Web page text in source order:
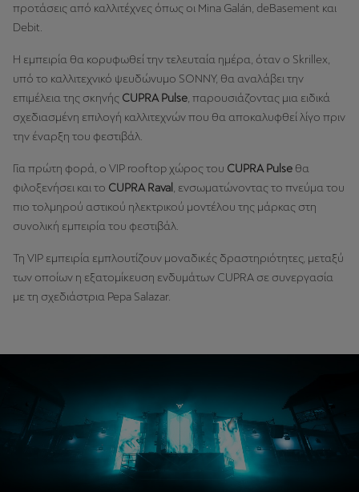
προτάσεις από καλλιτέχνες όπως οι Mina Galán, deBasement και
Debit.
Η εμπειρία θα κορυφωθεί την τελευταία ημέρα, όταν ο Skrillex,
υπό το καλλιτεχνικό ψευδώνυμο SONNY, θα αναλάβει την
επιμέλεια της σκηνής CUPRA Pulse , παρουσιάζοντας μια ειδικά
σχεδιασμένη επιλογή καλλιτεχνών που θα αποκαλυφθεί λίγο πριν
την έναρξη του φεστιβάλ.
Για πρώτη φορά, ο VIP rooftop χώρος του CUPRA Pulse θα
φιλοξενήσει και το CUPRA Raval
, ενσωματώνοντας το πνεύμα του
πιο τολμηρού αστικού ηλεκτρικού μοντέλου της μάρκας στη
συνολική εμπειρία του φεστιβάλ.
Τη VIP εμπειρία εμπλουτίζουν μοναδικές δραστηριότητες, μεταξύ
των οποίων η εξατομίκευση ενδυμάτων CUPRA σε συνεργασία
με τη σχεδιάστρια Pepa Salazar.